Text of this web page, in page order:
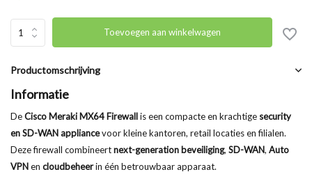
Toevoegen aan winkelwagen
Productomschrijving
Informatie
DeCisco Meraki MX64 Firewallis een compacte en krachtige security
en SD-WAN appliancevoor kleine kantoren, retail locaties en filialen.
Deze firewall combineertnext-generation beveiliging, SD-WAN, Auto
VPNen cloudbeheerin één betrouwbaar apparaat.